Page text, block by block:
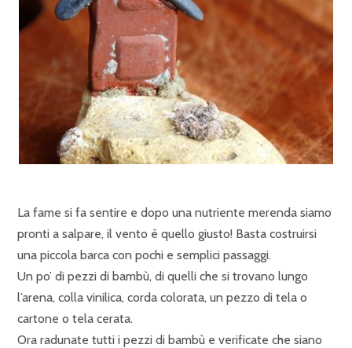
La fame si fa sentire e dopo una nutriente merenda siamo
pronti a salpare, il vento è quello giusto! Basta costruirsi
una piccola barca con pochi e semplici passaggi.
Un po’ di pezzi di bambù, di quelli che si trovano lungo
l’arena, colla vinilica, corda colorata, un pezzo di tela o
cartone o tela cerata.
Ora radunate tutti i pezzi di bambù e verificate che siano